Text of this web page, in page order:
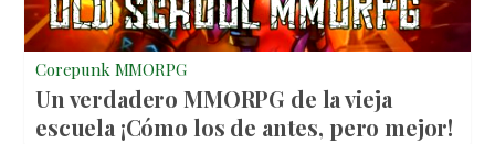
Corepunk MMORPG
Un verdadero MMORPG de la vieja
escuela ¡Cómo los de antes, pero mejor!